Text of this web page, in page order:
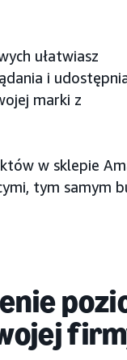
ułatwiasz
i
marki z
w sklepie
tym samym